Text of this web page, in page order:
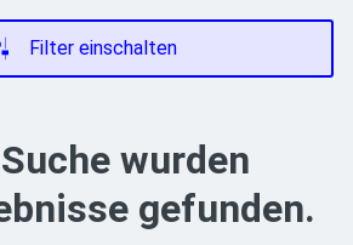
Filter einschalten
wurden
gefunden.